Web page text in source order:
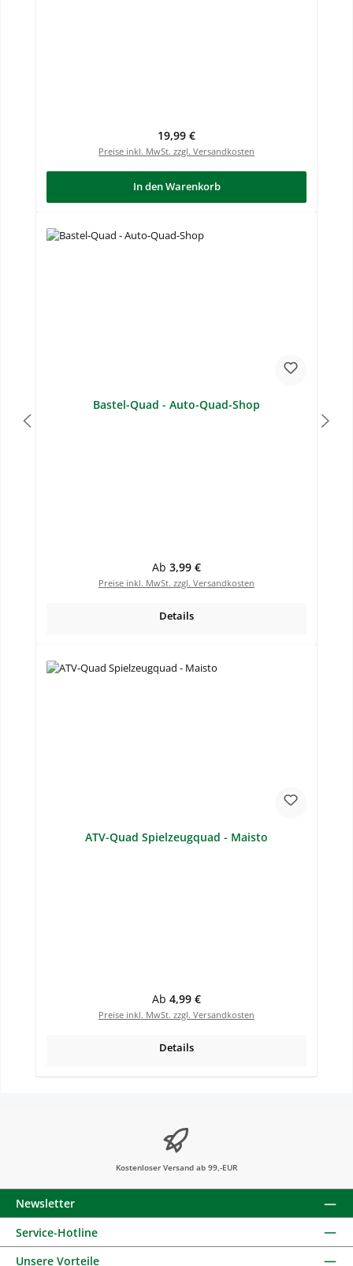
Regulärer Preis:
19,99 €
Preise inkl. MwSt. zzgl. Versandkosten
In den Warenkorb
Bastel-Quad - Auto-Quad-Shop
Regulärer Preis:
Ab 3,99 €
Preise inkl. MwSt. zzgl. Versandkosten
Details
ATV-Quad Spielzeugquad - Maisto
Regulärer Preis:
Ab 4,99 €
Preise inkl. MwSt. zzgl. Versandkosten
Details
Kostenloser Versand ab 99,-EUR
Newsletter
Service-Hotline
Unsere Vorteile